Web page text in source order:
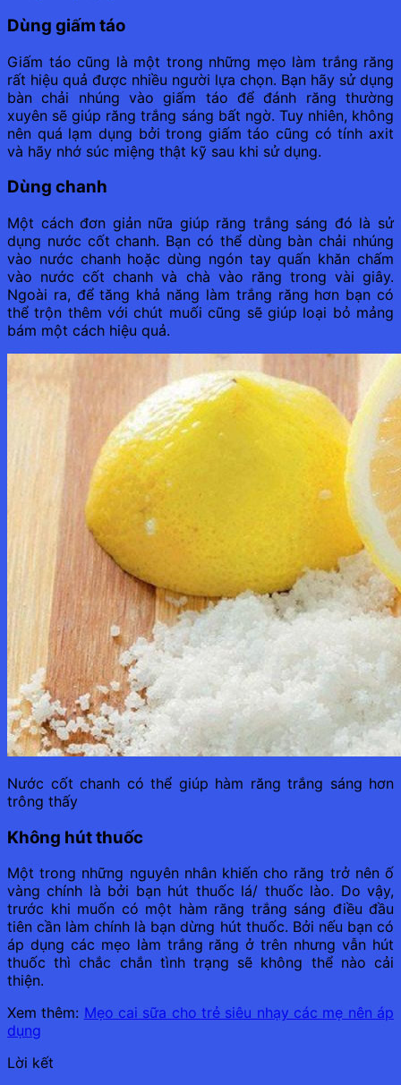
Dùng giấm táo
Giấm táo cũng là một trong những mẹo làm trắng răng
rất hiệu quả được nhiều người lựa chọn. Bạn hãy sử dụng
bàn chải nhúng vào giấm táo để đánh răng thường
xuyên sẽ giúp răng trắng sáng bất ngờ. Tuy nhiên, không
nên quá lạm dụng bởi trong giấm táo cũng có tính axit
và hãy nhớ súc miệng thật kỹ sau khi sử dụng.
Dùng chanh
Một cách đơn giản nữa giúp răng trắng sáng đó là sử
dụng nước cốt chanh. Bạn có thể dùng bàn chải nhúng
vào nước chanh hoặc dùng ngón tay quấn khăn chấm
vào nước cốt chanh và chà vào răng trong vài giây.
Ngoài ra, để tăng khả năng làm trắng răng hơn bạn có
thể trộn thêm với chút muối cũng sẽ giúp loại bỏ mảng
bám một cách hiệu quả.
Nước cốt chanh có thể giúp hàm răng trắng sáng hơn
trông thấy
Không hút thuốc
Một trong những nguyên nhân khiến cho răng trở nên ố
vàng chính là bởi bạn hút thuốc lá/ thuốc lào. Do vậy,
trước khi muốn có một hàm răng trắng sáng điều đầu
tiên cần làm chính là bạn dừng hút thuốc. Bởi nếu bạn có
áp dụng các mẹo làm trắng răng ở trên nhưng vẫn hút
thuốc thì chắc chắn tình trạng sẽ không thể nào cải
thiện.
Xem thêm: Mẹo cai sữa cho trẻ siêu nhạy các mẹ nên áp
dụng
Lời kết